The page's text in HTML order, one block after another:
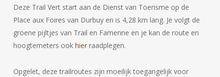
Deze Trail Vert start aan de Dienst van Toerisme op de
Place aux Foires van Durbuy en is 4,28 km lang. Je volgt de
groene pijltjes van Trail en Famenne en je kan de route en
hoogtemeters ook hier raadplegen.
Opgelet, deze trailroutes zijn moeilijk toegangelijk voor